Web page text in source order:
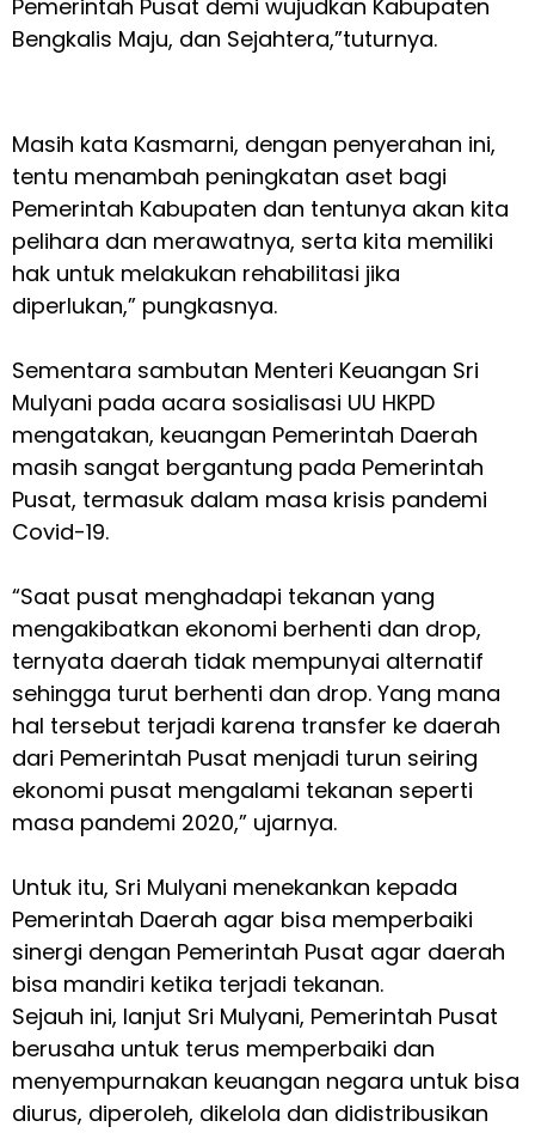
Pemerintah Pusat demi wujudkan Kabupaten
Bengkalis Maju, dan Sejahtera,”tuturnya.
Masih kata Kasmarni, dengan penyerahan ini,
tentu menambah peningkatan aset bagi
Pemerintah Kabupaten dan tentunya akan kita
pelihara dan merawatnya, serta kita memiliki
hak untuk melakukan rehabilitasi jika
diperlukan,” pungkasnya.
Sementara sambutan Menteri Keuangan Sri
Mulyani pada acara sosialisasi UU HKPD
mengatakan, keuangan Pemerintah Daerah
masih sangat bergantung pada Pemerintah
Pusat, termasuk dalam masa krisis pandemi
Covid-19.
“Saat pusat menghadapi tekanan yang
mengakibatkan ekonomi berhenti dan drop,
ternyata daerah tidak mempunyai alternatif
sehingga turut berhenti dan drop. Yang mana
hal tersebut terjadi karena transfer ke daerah
dari Pemerintah Pusat menjadi turun seiring
ekonomi pusat mengalami tekanan seperti
masa pandemi 2020,” ujarnya.
Untuk itu, Sri Mulyani menekankan kepada
Pemerintah Daerah agar bisa memperbaiki
sinergi dengan Pemerintah Pusat agar daerah
bisa mandiri ketika terjadi tekanan.
Sejauh ini, lanjut Sri Mulyani, Pemerintah Pusat
berusaha untuk terus memperbaiki dan
menyempurnakan keuangan negara untuk bisa
diurus, diperoleh, dikelola dan didistribusikan